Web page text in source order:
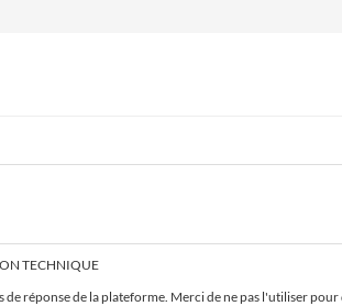
TECHNIQUE
réponse de la plateforme. Merci de ne pas l'utiliser pour